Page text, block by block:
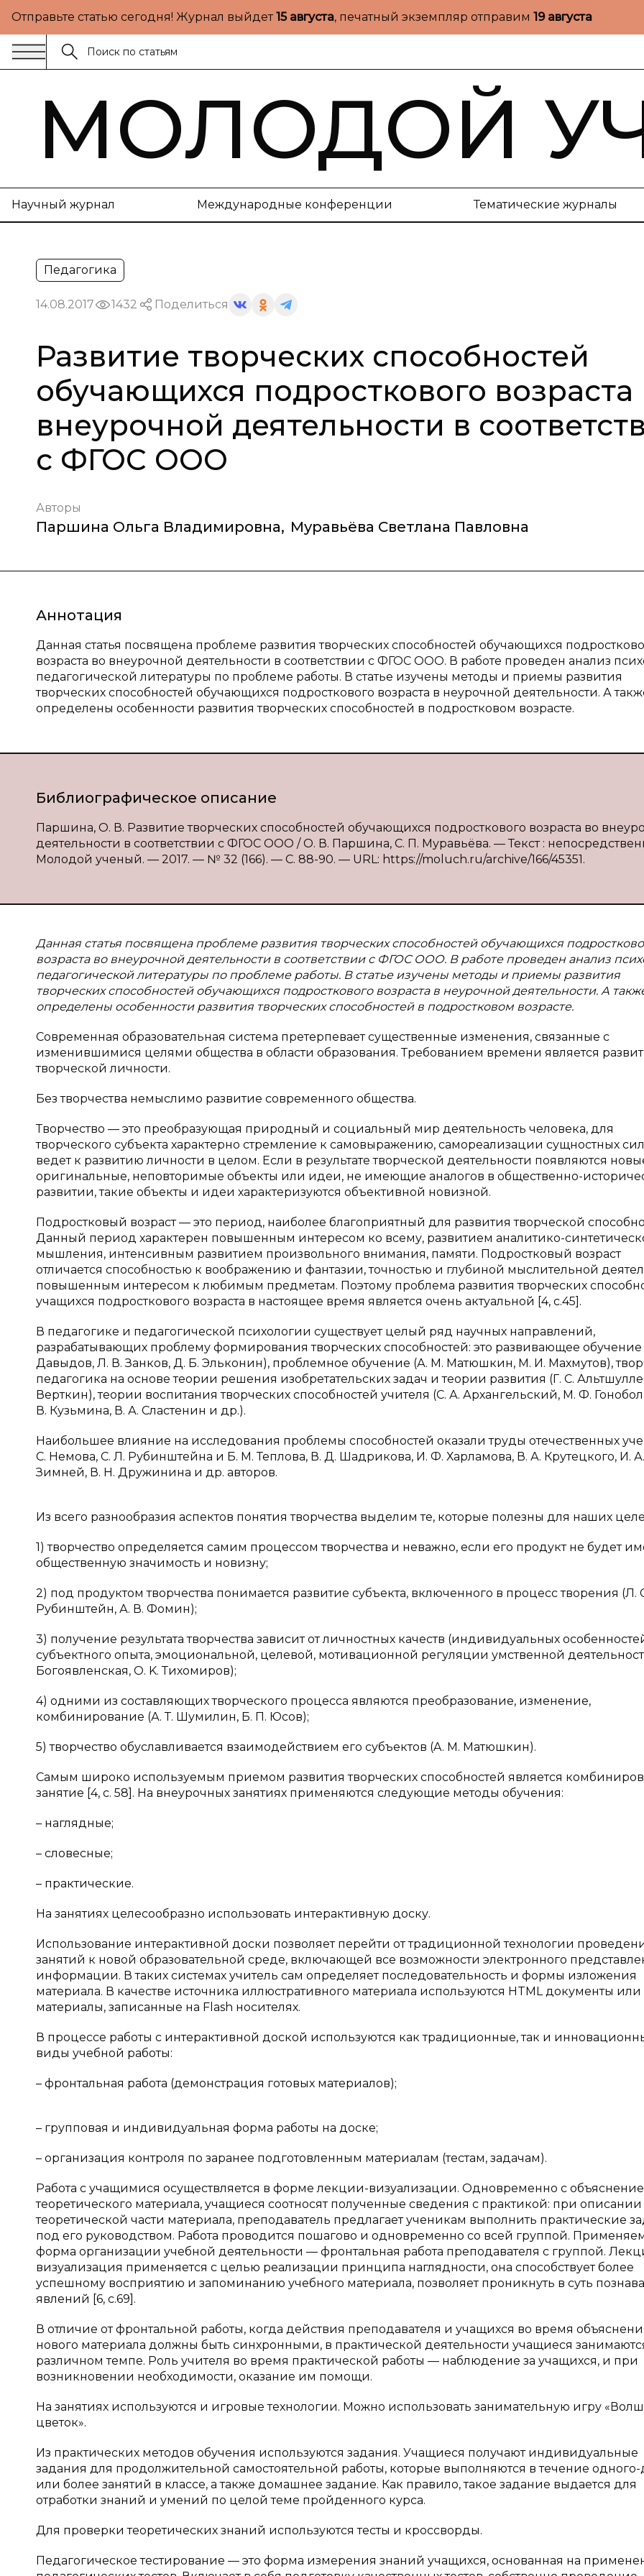
Отправьте статью сегодня! Журнал выйдет15 августа, печатный экземпляр отправим 19 августа
МОЛОДОЙ
Научный журнал Международные конференции Тематические журналы
Педагогика
14.08.2017 1432 Поделиться
Развитие творческих способностей
обучающихся подросткового возраста
внеурочной деятельности в
с ФГОС ООО
Авторы
Паршина Ольга Владимировна, Муравьёва Светлана Павловна
Аннотация
Данная статья посвящена проблеме развития творческих способностей обучающихся
возраста во внеурочной деятельности в соответствии с ФГОС ООО. В работе проведен анализ
педагогической литературы по проблеме работы. В статье изучены методы и приемы развития
творческих способностей обучающихся подросткового возраста в неурочной деятельности. А
определены особенности развития творческих способностей в подростковом возрасте.
Библиографическое описание
Паршина, О. В. Развитие творческих способностей обучающихся подросткового возраста во
деятельности в соответствии с ФГОС ООО / О. В. Паршина, С. П. Муравьёва. — Текст :
Молодой ученый. — 2017. — № 32 (166). — С. 88-90. — URL: https://moluch.ru/archive/166/45351.
Данная статья посвящена проблеме развития творческих способностей обучающихся
возраста во внеурочной деятельности в соответствии с ФГОС ООО. В работе проведен анализ
педагогической литературы по проблеме работы. В статье изучены методы и приемы развития
творческих способностей обучающихся подросткового возраста в неурочной деятельности. А
определены особенности развития творческих способностей в подростковом возрасте.
Cовременная образовательная система претерпевает существенные изменения, связанные с
изменившимися целями общества в области образования. Требованием времени является
творческой личности.
Без творчества немыслимо развитие современного общества.
Творчество — это преобразующая природный и социальный мир деятельность человека, для
творческого субъекта характерно стремление к самовыражению, самореализации сущностных
ведет к развитию личности в целом. Если в результате творческой деятельности появляются
оригинальные, неповторимые объекты или идеи, не имеющие аналогов в общественно-
развитии, такие объекты и идеи характеризуются объективной новизной.
Подростковый возраст — это период, наиболее благоприятный для развития творческой
Данный период характерен повышенным интересом ко всему, развитием аналитико-
мышления, интенсивным развитием произвольного внимания, памяти. Подростковый возраст
отличается способностью к воображению и фантазии, точностью и глубиной мыслительной
повышенным интересом к любимым предметам. Поэтому проблема развития творческих
учащихся подросткового возраста в настоящее время является очень актуальной [4, c.45].
В педагогике и педагогической психологии существует целый ряд научных направлений,
разрабатывающих проблему формирования творческих способностей: это развивающее обучение
Давыдов, Л. В. Занков, Д. Б. Эльконин), проблемное обучение (А. М. Матюшкин, М. И. Махмутов),
педагогика на основе теории решения изобретательских задач и теории развития (Г. С.
Верткин), теории воспитания творческих способностей учителя (С. А. Архангельский, М. Ф.
В. Кузьмина, В. А. Сластенин и др.).
Наибольшее влияние на исследования проблемы способностей оказали труды отечественных
С. Немова, С. Л. Рубинштейна и Б. М. Теплова, В. Д. Шадрикова, И. Ф. Харламова, В. А. Крутецкого, И. А.
Зимней, В. Н. Дружинина и др. авторов.
Из всего разнообразия аспектов понятия творчества выделим те, которые полезны для наших
1) творчество определяется самим процессом творчества и неважно, если его продукт не будет
общественную значимость и новизну;
2) под продуктом творчества понимается развитие субъекта, включенного в процесс творения (Л.
Рубинштейн, А. В. Фомин);
3) получение результата творчества зависит от личностных качеств (индивидуальных
субъектного опыта, эмоциональной, целевой, мотивационной регуляции умственной
Богоявленская, O. K. Тихомиров);
4) одними из составляющих творческого процесса являются преобразование, изменение,
комбинирование (А. Т. Шумилин, Б. П. Юсов);
5) творчество обуславливается взаимодействием его субъектов (A. M. Матюшкин).
Самым широко используемым приемом развития творческих способностей является
занятие [4, c. 58]. На внеурочных занятиях применяются следующие методы обучения:
– наглядные;
– словесные;
– практические.
На занятиях целесообразно использовать интерактивную доску.
Использование интерактивной доски позволяет перейти от традиционной технологии
занятий к новой образовательной среде, включающей все возможности электронного
информации. В таких системах учитель сам определяет последовательность и формы изложения
материала. В качестве источника иллюстративного материала используются HTML документы или
материалы, записанные на Flash носителях.
В процессе работы с интерактивной доской используются как традиционные, так и
виды учебной работы:
– фронтальная работа (демонстрация готовых материалов);
– групповая и индивидуальная форма работы на доске;
– организация контроля по заранее подготовленным материалам (тестам, задачам).
Работа с учащимися осуществляется в форме лекции-визуализации. Одновременно с
теоретического материала, учащиеся соотносят полученные сведения с практикой: при описании
теоретической части материала, преподаватель предлагает ученикам выполнить практические
под его руководством. Работа проводится пошагово и одновременно со всей группой.
форма организации учебной деятельности — фронтальная работа преподавателя с группой.
визуализация применяется с целью реализации принципа наглядности, она способствует более
успешному восприятию и запоминанию учебного материала, позволяет проникнуть в суть
явлений [6, c.69].
В отличие от фронтальной работы, когда действия преподавателя и учащихся во время
нового материала должны быть синхронными, в практической деятельности учащиеся
различном темпе. Роль учителя во время практической работы — наблюдение за учащихся, и при
возникновении необходимости, оказание им помощи.
На занятиях используются и игровые технологии. Можно использовать занимательную игру
цветок».
Из практических методов обучения используются задания. Учащиеся получают индивидуальные
задания для продолжительной самостоятельной работы, которые выполняются в течение одного-
или более занятий в классе, а также домашнее задание. Как правило, такое задание выдается для
отработки знаний и умений по целой теме пройденного курса.
Для проверки теоретических знаний используются тесты и кроссворды.
Педагогическое тестирование — это форма измерения знаний учащихся, основанная на